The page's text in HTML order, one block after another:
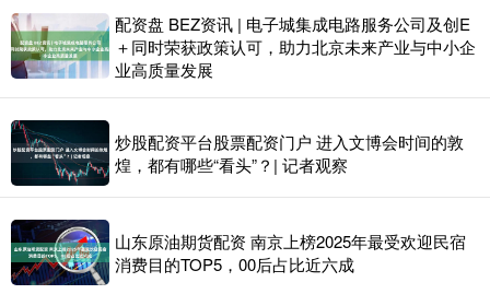
配资盘 BEZ资讯 | 电子城集成电路服务公司及创E
＋同时荣获政策认可，助力北京未来产业与中小企
业高质量发展
炒股配资平台股票配资门户 进入文博会时间的敦
煌，都有哪些“看头”？| 记者观察
山东原油期货配资 南京上榜2025年最受欢迎民宿
消费目的TOP5，00后占比近六成